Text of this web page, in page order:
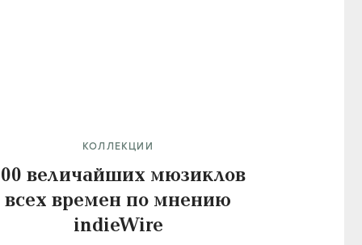
КОЛЛЕКЦИИ
величайших мюзиклов
всех времен по мнению
indieWire